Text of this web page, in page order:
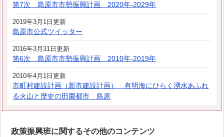
第7次 島原市市勢振興計画 2020年-2029年
2019年3月1日更新
島原市公式ツイッター
2016年3月31日更新
第6次 島原市市勢振興計画 2010年-2019年
2010年4月1日更新
市町村建設計画（新市建設計画） 有明海にひらく湧水あふれ
る火山と歴史の田園都市 島原
政策振興班に関するその他のコンテンツ